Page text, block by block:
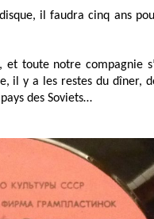
il faudra cinq ans
toute notre compagnie
il y a les restes du dîner,
des Soviets…